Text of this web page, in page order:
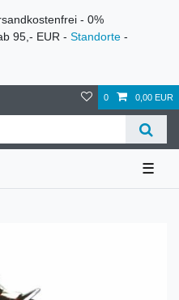
- 0%
95,- EUR - Standorte -
0 0,00 EUR
☰